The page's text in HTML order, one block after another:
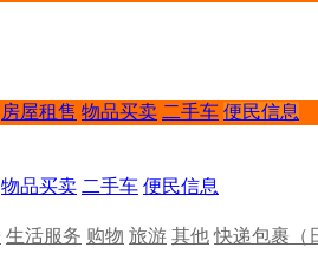
房屋租售 物品买卖 二手车 便民信息
物品买卖 二手车 便民信息
生活服务 购物 旅游 其他 快递包裹（